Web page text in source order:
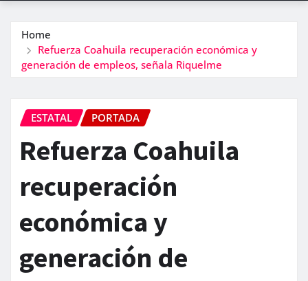
Home
Refuerza Coahuila recuperación económica y
generación de empleos, señala Riquelme
ESTATAL PORTADA
Refuerza Coahuila
recuperación
económica y
generación de